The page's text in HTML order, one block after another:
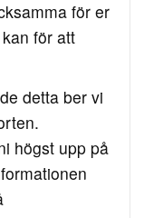
för er
för att
detta ber vi
högst upp på